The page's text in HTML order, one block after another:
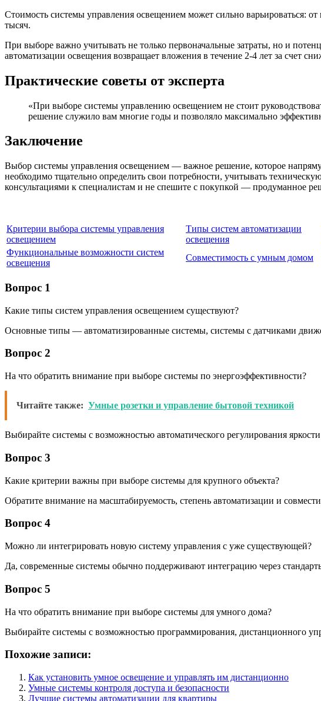
Стоимость системы управления освещением может сильно варьироваться:
тысяч.
При выборе важно учитывать не только первоначальные затраты, но и
автоматизации освещения возвращает вложения в течение 2-4 лет за счет
Практические советы от эксперта
«При выборе системы управлению освещением не стоит
решение служило вам многие годы и позволяло максимально
Заключение
Выбор системы управления освещением — важное решение, которое
необходимо тщательно определить свои потребности, учитывать
консультациями к специалистам и не спешите с покупкой — продуманное
Критерии выбора системы управления
освещением
Типы систем автоматизации
освещения
Функциональные возможности систем
освещения
Совместимость с умным домом
Вопрос 1
Какие типы систем управления освещением существуют?
Основные типы — автоматизированные системы, системы с датчиками
Вопрос 2
На что обратить внимание при выборе системы по энергоэффективности?
Читайте также: Умные розетки и управление бытовой техникой
Выбирайте системы с возможностью автоматического регулирования
Вопрос 3
Какие критерии важны при выборе системы для крупного объекта?
Обратите внимание на масштабируемость, степень автоматизации и
Вопрос 4
Можно ли интегрировать новую систему управления с уже существующей?
Да, современные системы обычно поддерживают интеграцию через
Вопрос 5
На что обратить внимание при выборе системы для умного дома?
Выбирайте системы с возможностью программирования, дистанционного
Похожие записи:
Как установить умное освещение и управлять им дистанционно
Умные системы контроля доступа и безопасности
Лучшие системы автоматизации для квартиры